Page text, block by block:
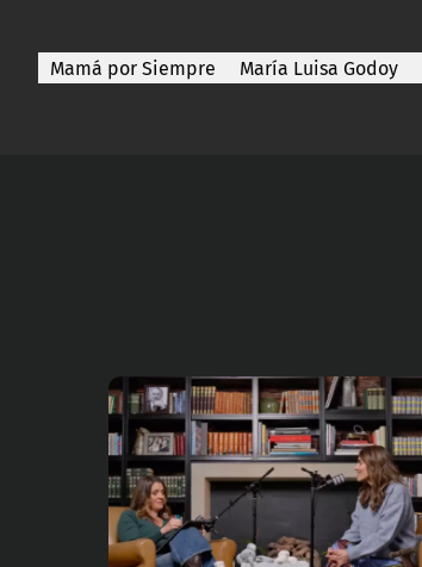
Mamá por Siempre María Luisa Godoy